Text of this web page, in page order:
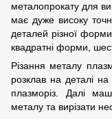
металопрокату для
має дуже високу
деталей різної форми
квадратні форми,
Різання металу
розклав на деталі
плазморіз. Далі
металу та вирізати